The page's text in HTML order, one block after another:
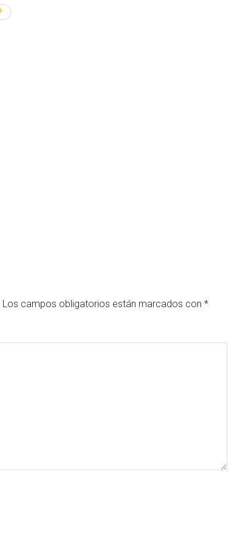
Los campos obligatorios están marcados con *